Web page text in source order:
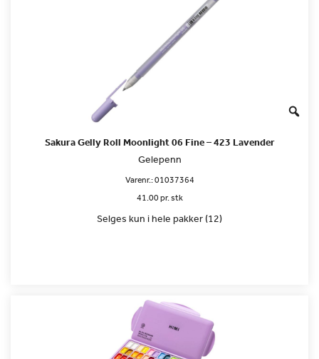
Sakura Gelly Roll Moonlight 06 Fine – 423 Lavender
Gelepenn
Varenr.:01037364
41.00 pr. stk
Selges kun i hele pakker (12)